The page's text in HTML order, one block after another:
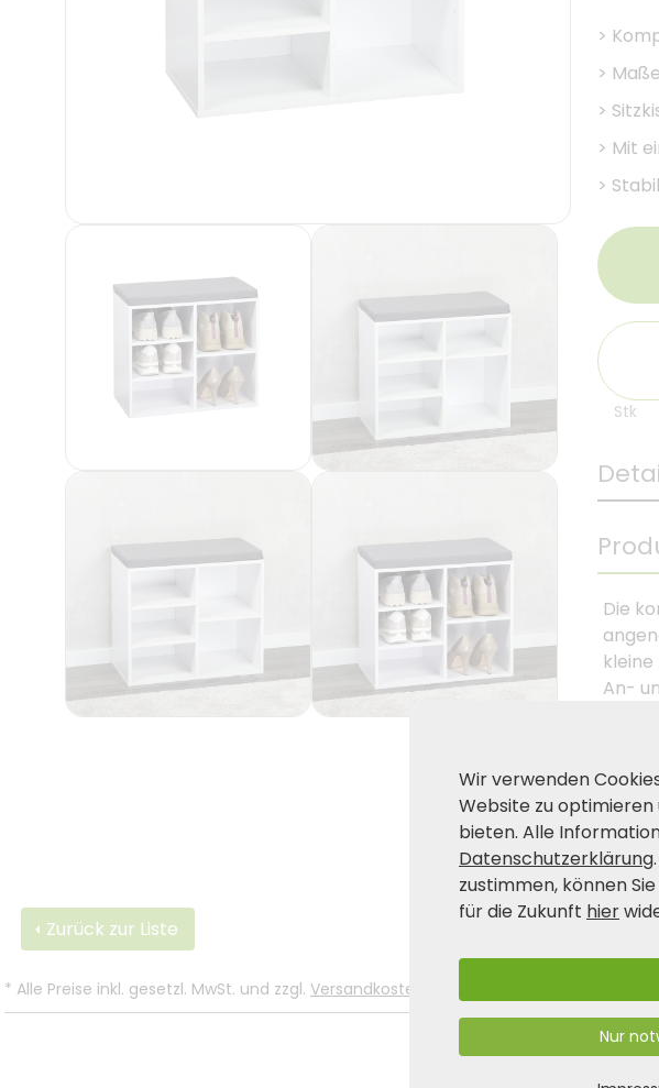
>
>
>
> Mit
>
Stk
Die
An-
Zurück zur Liste
* Alle Preise inkl. gesetzl. MwSt. und zzgl. Versandkosten
Wir verwenden
Website zu
bieten. Alle
Datenschutzerklärung
zustimmen, können
für die Zukunft hier
Nur